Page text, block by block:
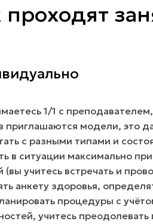
проходят
1/1 с
приглашаются модели, это
с разными типами и
в ситуации максимально
(вы учитесь встречать и
анкету здоровья,
процедуры с
учитесь преодолевать